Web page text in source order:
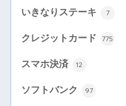
いきなりステーキ 7
クレジットカード 775
スマホ決済 12
ソフトバンク 97